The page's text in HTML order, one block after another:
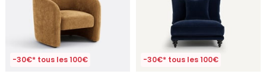
-30€* tous les 100€ -30€* tous les 100€